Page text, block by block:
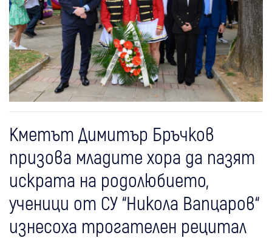
Кметът Димитър Бръчков
призова младите хора да пазят
искрата на родолюбието,
ученици от СУ “Никола Вапцаров“
изнесоха трогателен рецитал